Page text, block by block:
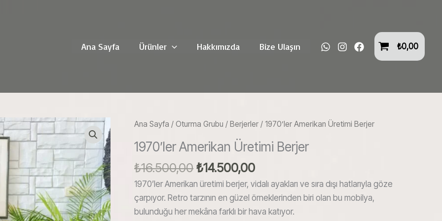
Ana Sayfa Ürünler Hakkımızda Bize Ulaşın ₺0,00
Ana Sayfa /Oturma Grubu /Berjerler / 1970’ler Amerikan Üretimi Berjer
1970’ler Amerikan Üretimi Berjer
₺16.500,00Orijinal
fiyat:
₺16.500,00.
₺14.500,00Şu
andaki
fiyat:
₺14.500,00.
1970’ler Amerikan üretimi berjer, vidalı ayakları ve sıra dışı hatlarıyla göze
çarpıyor. Retro tarzının en güzel örneklerinden biri olan bu mobilya,
bulunduğu her mekâna farklı bir hava katıyor.
Berjer
adet